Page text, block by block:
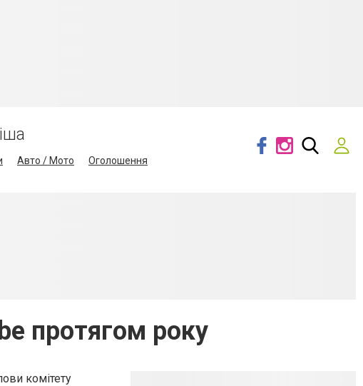
Авто / Мото Оголошення
протягом року
комітету